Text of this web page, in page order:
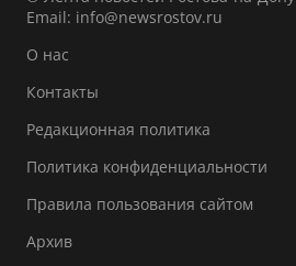
Email: info@newsrostov.ru
О нас
Контакты
Редакционная политика
Политика конфиденциальности
Правила пользования сайтом
Архив